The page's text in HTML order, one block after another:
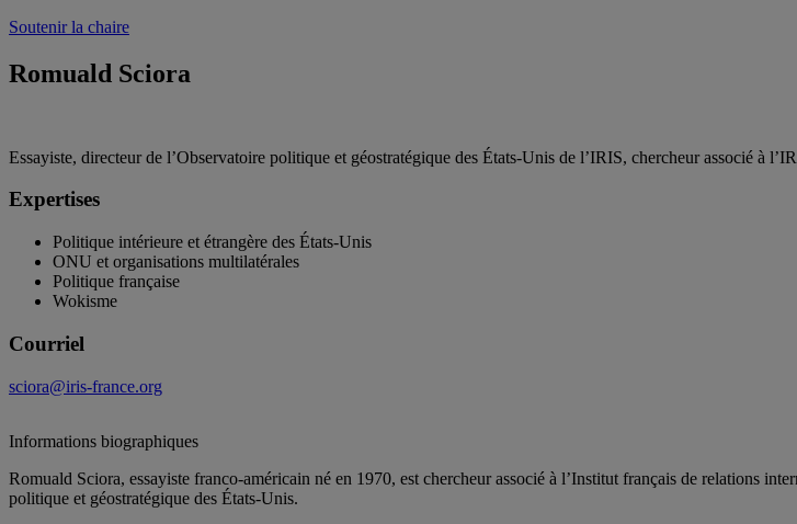
Soutenir la chaire
Romuald Sciora
Essayiste, directeur de l’Observatoire politique et géostratégique des États-Unis de l’IRIS, chercheur associé à
Expertises
Politique intérieure et étrangère des États-Unis
ONU et organisations multilatérales
Politique française
Wokisme
Courriel
sciora@iris-france.org
Informations biographiques
Romuald Sciora, essayiste franco-américain né en 1970, est chercheur associé à l’Institut français de relations
politique et géostratégique des États-Unis.